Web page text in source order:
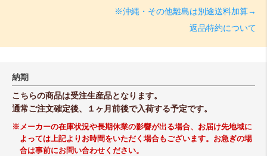
※沖縄・その他離島は別途送料加算→
返品特約について
納期
こちらの商品は受注生産品となります。
通常ご注文確定後、１ヶ月前後で入荷する予定です。
※メーカーの在庫状況や長期休業の影響が出る場合、お届け先地域に
よっては上記よりお時間をいただく場合もございます。お急ぎの場
合は事前にお問い合わせください。